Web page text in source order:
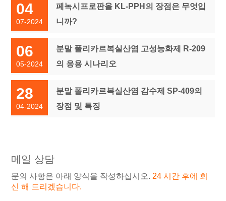
04
07-2024
페녹시프로판올 KL-PPH의 장점은 무엇입
니까?
06
05-2024
분말 폴리카르복실산염 고성능화제 R-209
의 응용 시나리오
28
04-2024
분말 폴리카르복실산염 감수제 SP-409의
장점 및 특징
메일 상담
문의 사항은 아래 양식을 작성하십시오. 24 시간 후에 회
신 해 드리겠습니다.